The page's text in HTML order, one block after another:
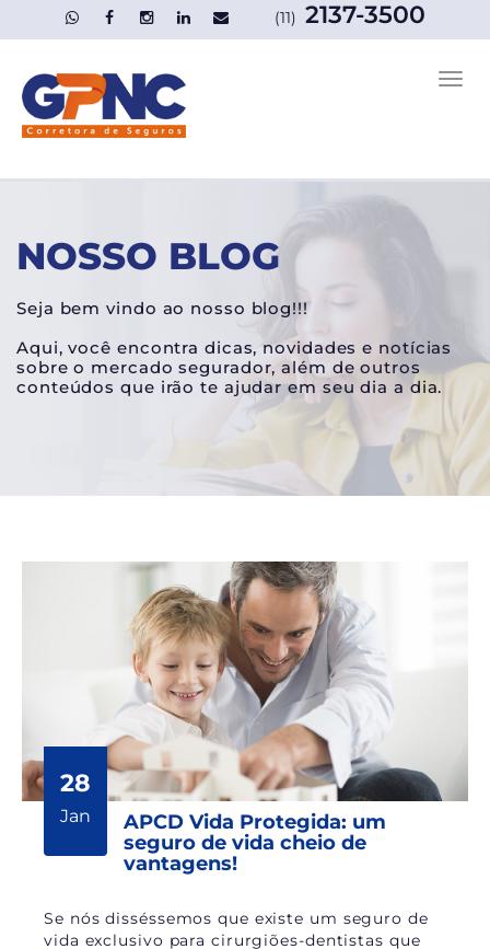
(11) 2137-3500
NOSSO BLOG
Seja bem vindo ao nosso blog!!!
Aqui, você encontra dicas, novidades e notícias
sobre o mercado segurador, além de outros
conteúdos que irão te ajudar em seu dia a dia.
28
Jan
APCD Vida Protegida: um
seguro de vida cheio de
vantagens!
Se nós disséssemos que existe um seguro de
vida exclusivo para cirurgiões-dentistas que